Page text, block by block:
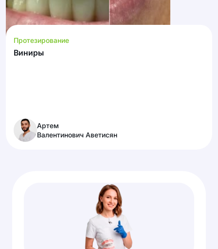
Протезирование
Виниры
Артем
Валентинович Аветисян